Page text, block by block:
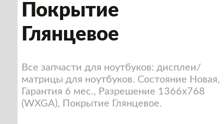
Покрытие
Глянцевое
Все запчасти для ноутбуков: дисплеи/
матрицы для ноутбуков. Состояние Новая,
Гарантия 6 мес., Разрешение 1366x768
(WXGA), Покрытие Глянцевое.